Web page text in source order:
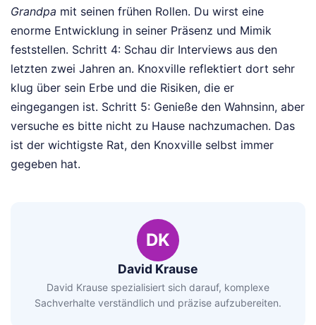
Grandpa mit seinen frühen Rollen. Du wirst eine
enorme Entwicklung in seiner Präsenz und Mimik
feststellen. Schritt 4: Schau dir Interviews aus den
letzten zwei Jahren an. Knoxville reflektiert dort sehr
klug über sein Erbe und die Risiken, die er
eingegangen ist. Schritt 5: Genieße den Wahnsinn, aber
versuche es bitte nicht zu Hause nachzumachen. Das
ist der wichtigste Rat, den Knoxville selbst immer
gegeben hat.
DK
David Krause
David Krause spezialisiert sich darauf, komplexe
Sachverhalte verständlich und präzise aufzubereiten.